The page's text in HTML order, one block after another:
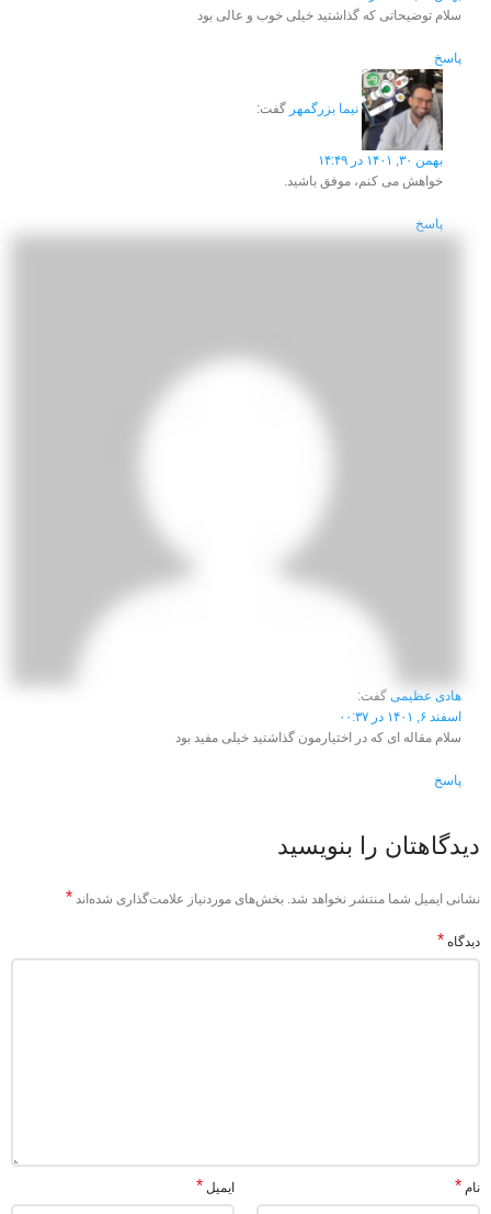
سلام توضیحاتی که گذاشتید خیلی خوب و عالی بود
پاسخ
نیما بزرگمهر گفت:
بهمن ۳۰, ۱۴۰۱ در ۱۴:۴۹
خواهش می کنم، موفق باشید.
پاسخ
هادی عظیمی گفت:
اسفند ۶, ۱۴۰۱ در ۰۰:۳۷
سلام مقاله ای که در اختیارمون گذاشتید خیلی مفید بود
پاسخ
دیدگاهتان را بنویسید
نشانی ایمیل شما منتشر نخواهد شد. بخش‌های موردنیاز علامت‌گذاری شده‌اند *
دیدگاه *
نام * ایمیل *